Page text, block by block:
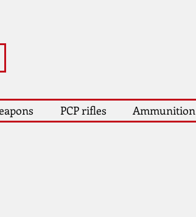
PCP rifles Ammunition